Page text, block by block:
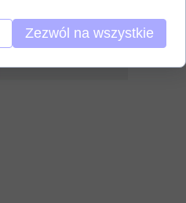
Zezwól na wszystkie